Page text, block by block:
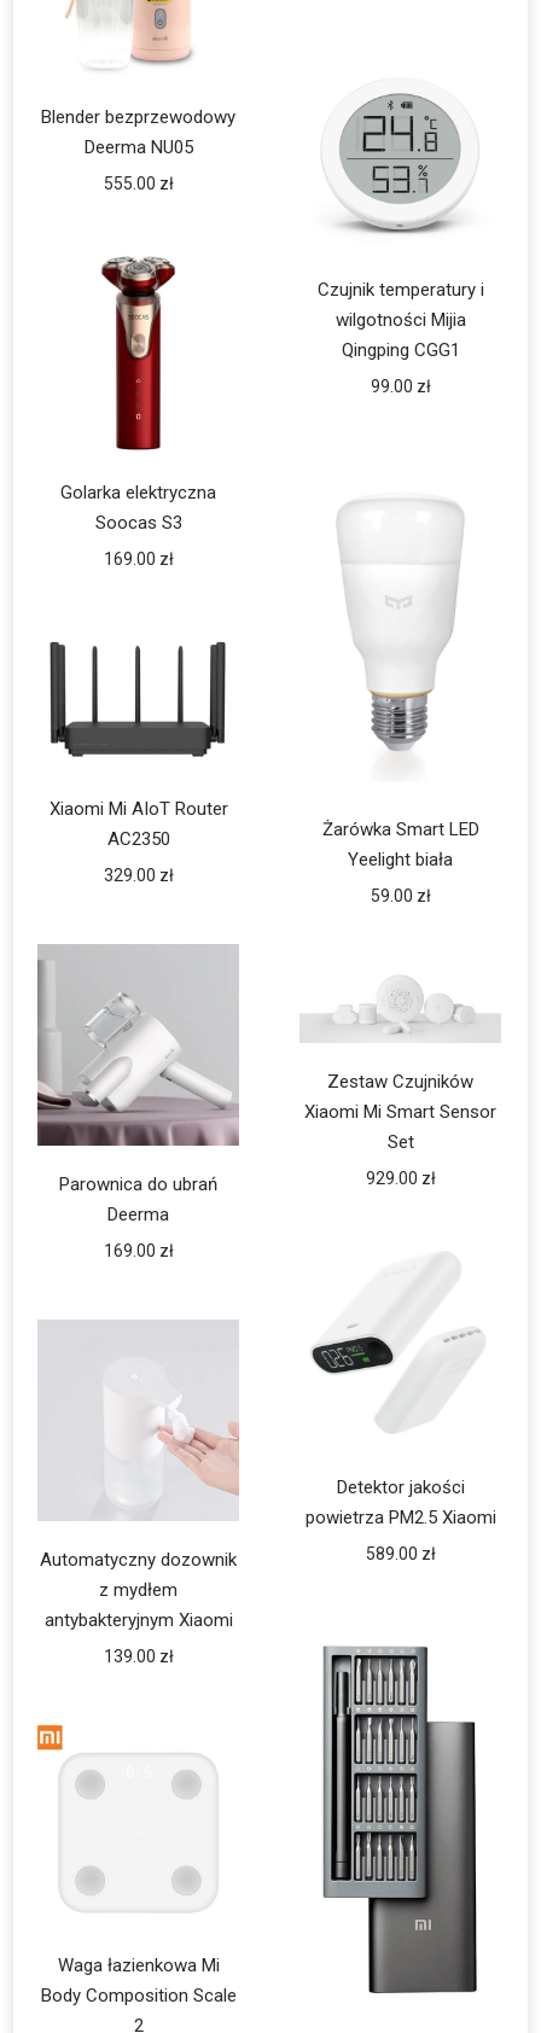
Blender bezprzewodowy
Deerma NU05
555.00 zł
Czujnik temperatury i
wilgotności Mijia
Qingping CGG1
99.00 zł
Golarka elektryczna
Soocas S3
169.00 zł
Żarówka Smart LED
Yeelight biała
59.00 zł
Xiaomi Mi AIoT Router
AC2350
329.00 zł
Parownica do ubrań
Deerma
169.00 zł
Zestaw Czujników
Xiaomi Mi Smart Sensor
Set
929.00 zł
Detektor jakości
powietrza PM2.5 Xiaomi
589.00 zł
Automatyczny dozownik
z mydłem
antybakteryjnym Xiaomi
139.00 zł
Waga łazienkowa Mi
Body Composition Scale
2